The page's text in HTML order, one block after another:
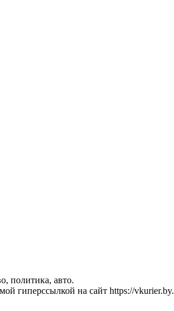
политика, авто.
гиперссылкой на сайт https://vkurier.by.